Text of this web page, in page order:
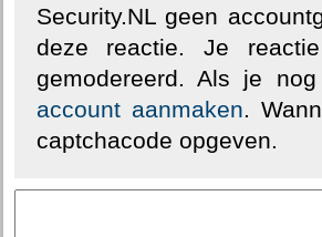
Security.NL geen
deze reactie. Je
gemodereerd. Als je
account aanmaken.
captchacode opgeven.